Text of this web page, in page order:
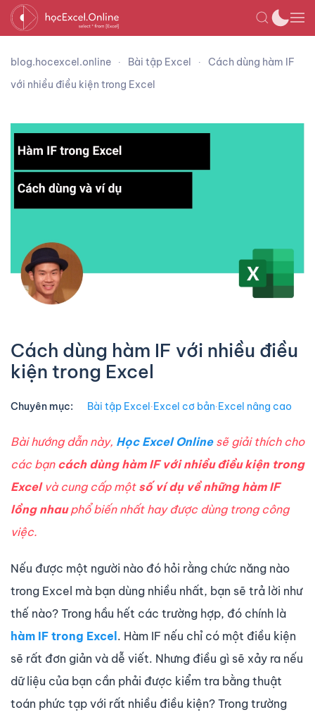
blog.hocexcel.online Bài tập Excel
Cách dùng hàm IF
với nhiều điều kiện trong Excel
Cách dùng hàm IF với nhiều điều
kiện trong Excel
Chuyên mục: Bài tập Excel ∙Excel cơ bản∙Excel nâng cao
Bài hướng dẫn này, Học Excel Onlinesẽ giải thích cho
các bạn cách dùng hàm IF với nhiều điều kiện trong
Excelvà cung cấp một số ví dụ về những hàm IF
lồng nhauphổ biến nhất hay được dùng trong công
việc.
Nếu được một người nào đó hỏi rằng chức năng nào
trong Excel mà bạn dùng nhiều nhất, bạn sẽ trả lời như
thế nào? Trong hầu hết các trường hợp, đó chính là
hàm IF trong Excel . Hàm IF nếu chỉ có một điều kiện
sẽ rất đơn giản và dễ viết. Nhưng điều gì sẽ xảy ra nếu
dữ liệu của bạn cần phải được kiểm tra bằng thuật
toán phức tạp với rất nhiều điều kiện? Trong trường